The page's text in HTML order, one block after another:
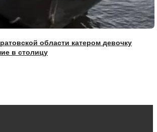
области катером девочку
в столицу